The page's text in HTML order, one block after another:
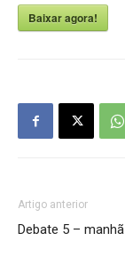
Baixar agora!
Artigo anterior
Debate 5 – manhã